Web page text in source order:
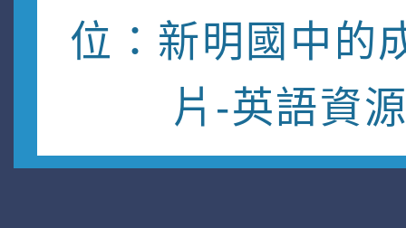
位：新明國中的
片-英語資